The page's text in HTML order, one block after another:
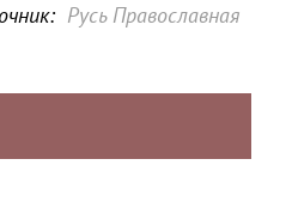
Русь Православная